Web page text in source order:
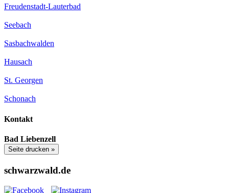
Freudenstadt-Lauterbad
Seebach
Sasbachwalden
Hausach
St. Georgen
Schonach
Kontakt
Bad Liebenzell
Seite drucken »
schwarzwald.de